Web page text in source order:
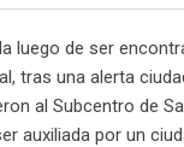
de ser
tras una alerta
al Subcentro de
auxiliada por un